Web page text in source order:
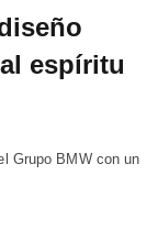
espíritu
Grupo BMW con un